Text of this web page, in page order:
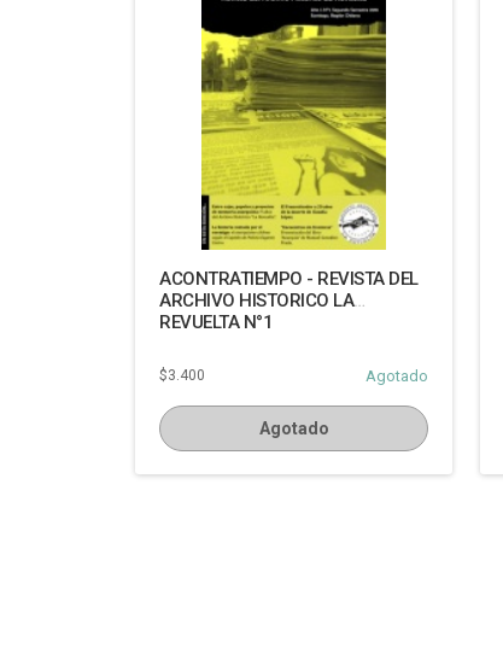
ACONTRATIEMPO - REVISTA DEL
ARCHIVO HISTORICO LA
REVUELTA N°1
Agotado
$3.400
Agotado